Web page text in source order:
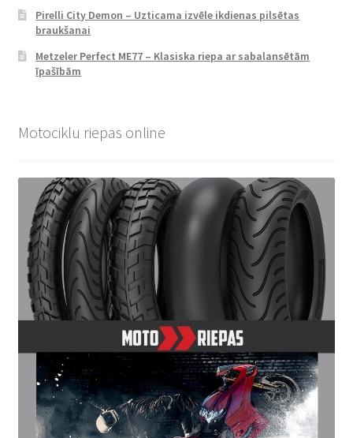
Pirelli City Demon – Uzticama izvēle ikdienas pilsētas
braukšanai
Metzeler Perfect ME77 – Klasiska riepa ar sabalansētām
īpašībām
Motociklu riepas online